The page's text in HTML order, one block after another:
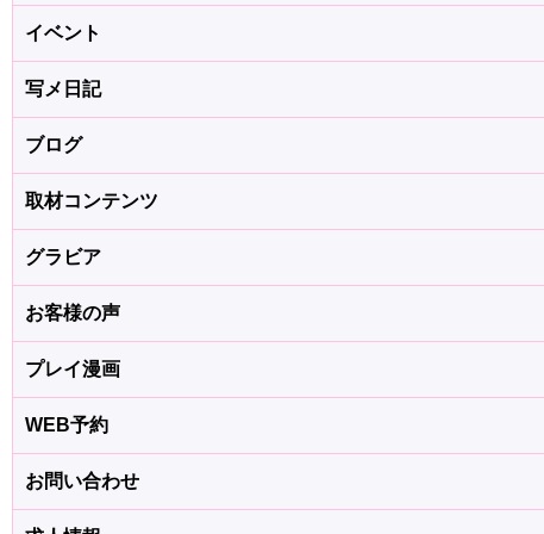
イベント
写メ日記
ブログ
取材コンテンツ
グラビア
お客様の声
プレイ漫画
WEB予約
お問い合わせ